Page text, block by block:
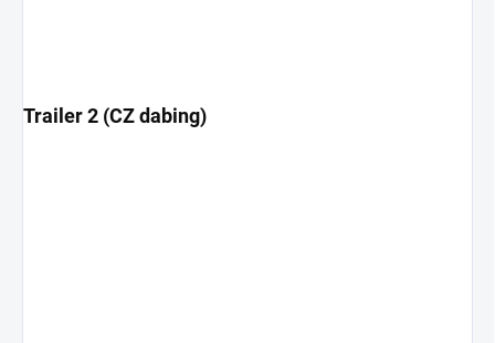
Trailer 2 (CZ dabing)